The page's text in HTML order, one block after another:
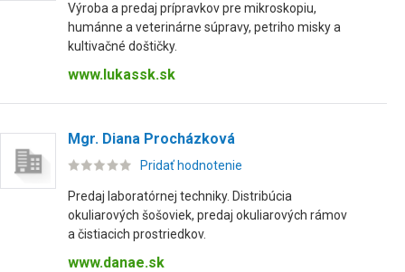
Výroba a predaj prípravkov pre mikroskopiu,
humánne a veterinárne súpravy, petriho misky a
kultivačné doštičky.
www.lukassk.sk
Mgr. Diana Procházková
Pridať hodnotenie
Predaj laboratórnej techniky. Distribúcia
okuliarových šošoviek, predaj okuliarových rámov
a čistiacich prostriedkov.
www.danae.sk